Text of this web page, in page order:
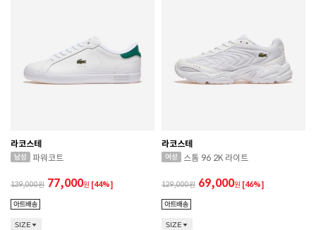
라코스테
파워코트
139,000 77,000원 [44%]
SIZE
라코스테
스톰 96 2K 라이트
129,000 69,000원 [46%]
SIZE